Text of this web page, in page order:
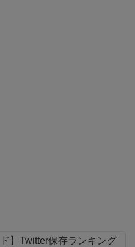
ド】Twitter保存ランキング